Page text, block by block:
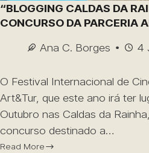
“BLOGGING CALDAS DA
CONCURSO DA PARCERIA
Ana C. Borges
4
O Festival Internacional de
Art&Tur, que este ano irá ter
Outubro nas Caldas da
concurso destinado a…
Read More